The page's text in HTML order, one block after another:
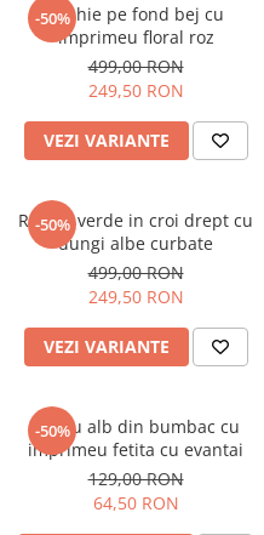
-50%
Rochie pe fond bej cu
imprimeu floral roz
499,00 RON
249,50 RON
VEZI VARIANTE
-50%
Rochie verde in croi drept cu
dungi albe curbate
499,00 RON
249,50 RON
VEZI VARIANTE
-50%
Tricou alb din bumbac cu
imprimeu fetita cu evantai
129,00 RON
64,50 RON